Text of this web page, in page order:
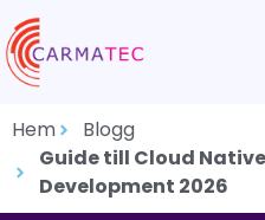
Hem
Blogg
Guide till Cloud
Development 2026